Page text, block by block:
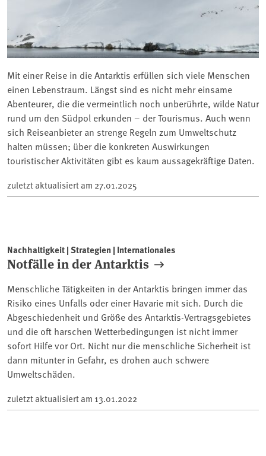
Mit einer Reise in die Antarktis erfüllen sich viele Menschen
einen Lebenstraum. Längst sind es nicht mehr einsame
Abenteurer, die die vermeintlich noch unberührte, wilde Natur
rund um den Südpol erkunden – der Tourismus. Auch wenn
sich Reiseanbieter an strenge Regeln zum Umweltschutz
halten müssen; über die konkreten Auswirkungen
touristischer Aktivitäten gibt es kaum aussagekräftige Daten.
zuletzt aktualisiert am 27.01.2025
Nachhaltigkeit | Strategien | Internationales
Notfälle in der Antarktis
Menschliche Tätigkeiten in der Antarktis bringen immer das
Risiko eines Unfalls oder einer Havarie mit sich. Durch die
Abgeschiedenheit und Größe des Antarktis-Vertragsgebietes
und die oft harschen Wetterbedingungen ist nicht immer
sofort Hilfe vor Ort. Nicht nur die menschliche Sicherheit ist
dann mitunter in Gefahr, es drohen auch schwere
Umweltschäden.
zuletzt aktualisiert am 13.01.2022